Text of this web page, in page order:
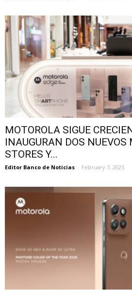
MOTOROLA SIGUE
INAUGURAN DOS NUEVOS
STORES Y...
Editor Banco de Noticias - February 7, 2025